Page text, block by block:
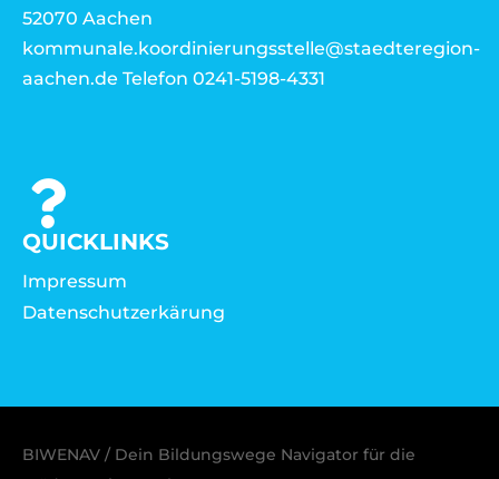
52070 Aachen
kommunale.koordinierungsstelle@staedteregion-
aachen.de Telefon 0241-5198-4331
QUICKLINKS
Impressum
Datenschutzerkärung
BIWENAV / Dein Bildungswege Navigator für die